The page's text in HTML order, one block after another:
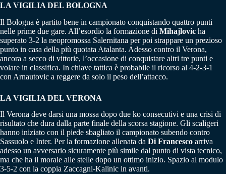
LA VIGILIA DEL BOLOGNA
Il Bologna è partito bene in campionato conquistando quattro punti
nelle prime due gare. All’esordio la formazione di Mihajlovic ha
superato 3-2 la neopromossa Salernitana per poi strappare un prezioso
punto in casa della più quotata Atalanta. Adesso contro il Verona,
ancora a secco di vittorie, l’occasione di conquistare altri tre punti e
volare in classifica. In chiave tattica è probabile il ricorso al 4-2-3-1
con Arnautovic a reggere da solo il peso dell’attacco.
LA VIGILIA DEL VERONA
Il Verona deve darsi una mossa dopo due ko consecutivi e una crisi di
risultato che dura dalla parte finale della scorsa stagione. Gli scaligeri
hanno iniziato con il piede sbagliato il campionato subendo contro
Sassuolo e Inter. Per la formazione allenata da Di Francesco arriva
adesso un avversario sicuramente più simile dal punto di vista tecnico,
ma che ha il morale alle stelle dopo un ottimo inizio. Spazio al modulo
3-5-2 con la coppia Zaccagni-Kalinic in avanti.